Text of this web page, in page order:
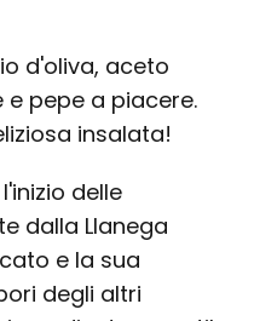
d'oliva, aceto
pepe a piacere.
insalata!
delle
dalla Llanega
e la sua
degli altri